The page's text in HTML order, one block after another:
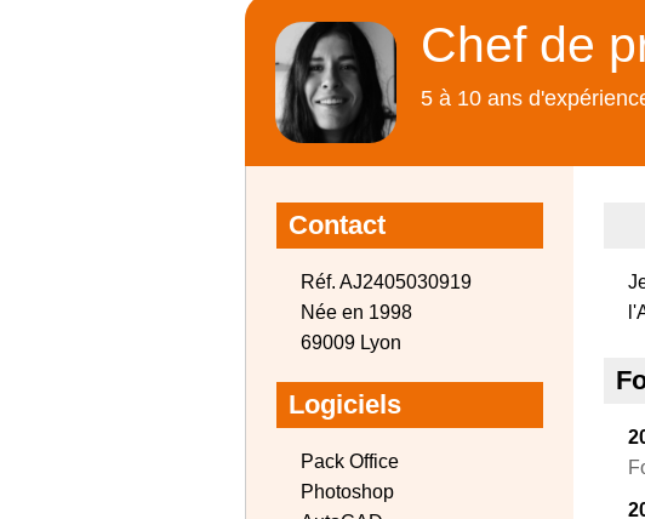
Chef de
5 à 10 ans
Contact
Réf. AJ2405030919
Née en 1998
69009 Lyon
Logiciels
Pack Office
Photoshop